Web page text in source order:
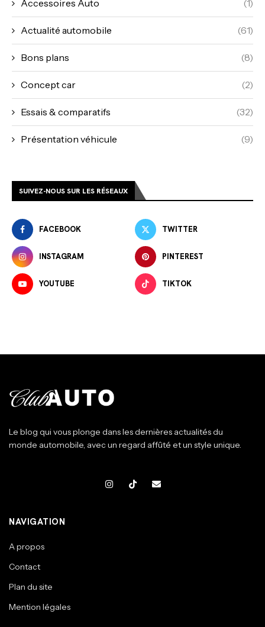
Accessoires Auto (1)
Actualité automobile (61)
Bons plans (8)
Concept car (2)
Essais & comparatifs (32)
Présentation véhicule (9)
SUIVEZ-NOUS SUR LES RÉSEAUX
FACEBOOK TWITTER
INSTAGRAM PINTEREST
YOUTUBE TIKTOK
Le blog qui vous plonge dans les dernières actualités du
monde automobile, avec un regard affûté et un style unique.
NAVIGATION
A propos
Contact
Plan du site
Mention légales